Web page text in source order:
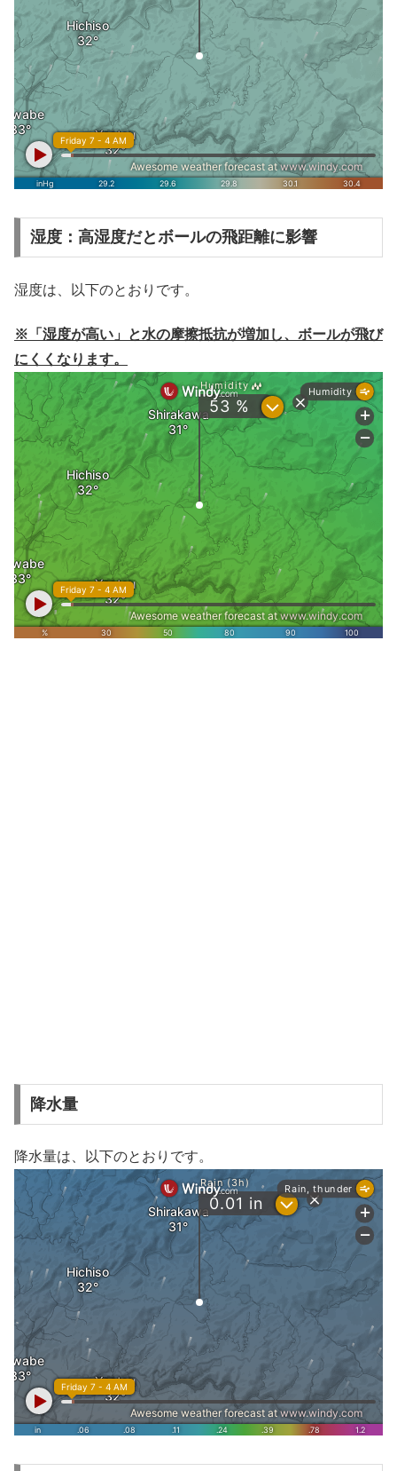
湿度：高湿度だとボールの飛距離に影響
湿度は、以下のとおりです。
※「湿度が高い」と水の摩擦抵抗が増加し、ボールが飛び
にくくなります。
降水量
降水量は、以下のとおりです。